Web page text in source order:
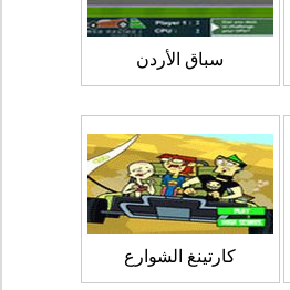
سباق الأردن
كارتينغ الشوارع